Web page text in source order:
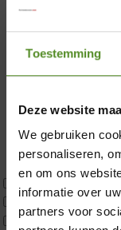
Toestemming
Deze website
We gebruiken
personaliseren,
en om ons
informatie over
partners voor
Maatvoering
1 persoon
2 personen
Materiaal
Latex
Traagschuim
Tweepersoons 1
Tweepersoons 2